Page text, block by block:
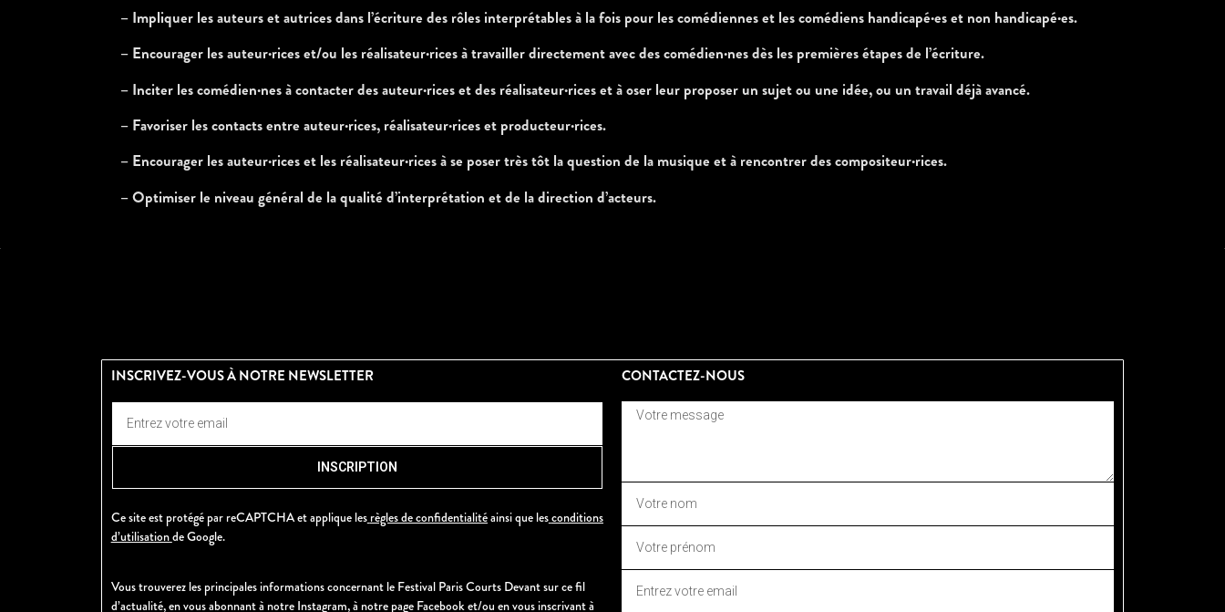
– Impliquer les auteurs et autrices dans l’écriture des rôles interprétables à la fois pour les comédiennes et les comédiens handicapé·es et non handicapé·es.
– Encourager les auteur·rices et/ou les réalisateur·rices à travailler directement avec des comédien·nes dès les premières étapes de l’écriture.
– Inciter les comédien·nes à contacter des auteur·rices et des réalisateur·rices et à oser leur proposer un sujet ou une idée, ou un travail déjà avancé.
– Favoriser les contacts entre auteur·rices, réalisateur·rices et producteur·rices.
– Encourager les auteur·rices et les réalisateur·rices à se poser très tôt la question de la musique et à rencontrer des compositeur·rices.
– Optimiser le niveau général de la qualité d’interprétation et de la direction d’acteurs.
INSCRIVEZ-VOUS À NOTRE NEWSLETTER
INSCRIPTION
Ce site est protégé par reCAPTCHA et applique les règles de confidentialitéainsi que lesconditions
d’utilisationde Google.
Vous trouverez les principales informations concernant le Festival Paris Courts Devant sur ce fil
d’actualité, en vous abonnant à notre Instagram, à notre page Facebook et/ou en vous inscrivant à
CONTACTEZ-NOUS